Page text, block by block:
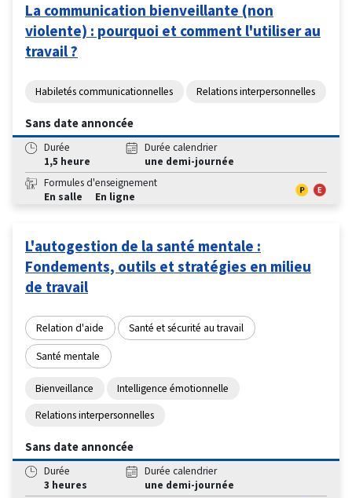
La communication bienveillante (non
violente) : pourquoi et comment l'utiliser au
travail ?
Habiletés communicationnelles Relations interpersonnelles
Sans date annoncée
Durée
1,5 heure
Durée calendrier
une demi-journée
Formules d'enseignement
En salle
En ligne
L'autogestion de la santé mentale :
Fondements, outils et stratégies en milieu
de travail
Relation d'aide Santé et sécurité au travail
Santé mentale
Bienveillance Intelligence émotionnelle
Relations interpersonnelles
Sans date annoncée
Durée
3 heures
Durée calendrier
une demi-journée